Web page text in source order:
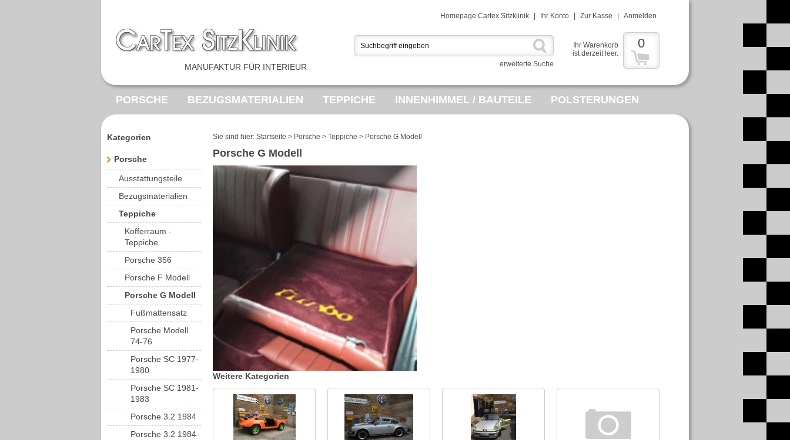
Homepage Cartex Sitzklinik Ihr Konto Zur Kasse Anmelden
MANUFAKTUR FÜR INTERIEUR erweiterte Suche
Ihr Warenkorb
ist derzeit leer.
0
PORSCHE BEZUGSMATERIALIEN TEPPICHE INNENHIMMEL / BAUTEILE POLSTERUNGEN
VOLKSWAGEN MERCEDES OPEL BEZUGSTOFF
Kategorien
Porsche
Ausstattungsteile
Bezugsmaterialien
Teppiche
Kofferraum -
Teppiche
Porsche 356
Porsche F Modell
Porsche G Modell
Fußmattensatz
Porsche Modell
74-76
Porsche SC 1977-
1980
Porsche SC 1981-
1983
Porsche 3.2 1984
Porsche 3.2 1984-
Sie sind hier: Startseite > Porsche > Teppiche > Porsche G Modell
Porsche G Modell
Weitere Kategorien